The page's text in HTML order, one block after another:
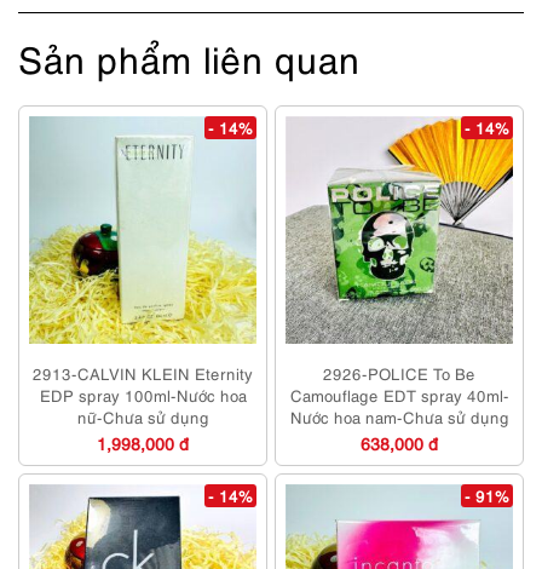
Sản phẩm liên quan
- 14%
2913-CALVIN KLEIN Eternity
EDP spray 100ml-Nước hoa
nữ-Chưa sử dụng
1,998,000 đ
- 14%
2926-POLICE To Be
Camouflage EDT spray 40ml-
Nước hoa nam-Chưa sử dụng
638,000 đ
- 14% - 91%